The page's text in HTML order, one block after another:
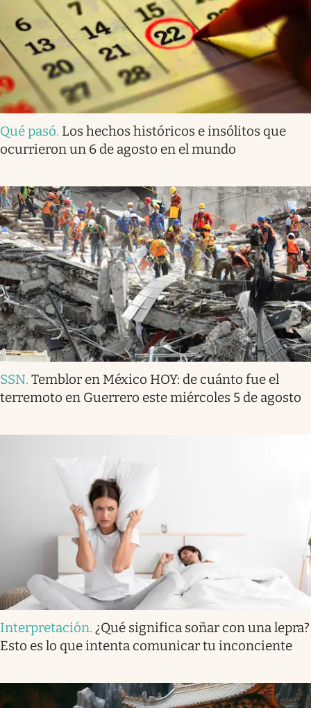
Qué pasó. Los hechos históricos e insólitos que
ocurrieron un 6 de agosto en el mundo
SSN. Temblor en México HOY: de cuánto fue el
terremoto en Guerrero este miércoles 5 de agosto
Interpretación. ¿Qué significa soñar con una lepra?
Esto es lo que intenta comunicar tu inconciente